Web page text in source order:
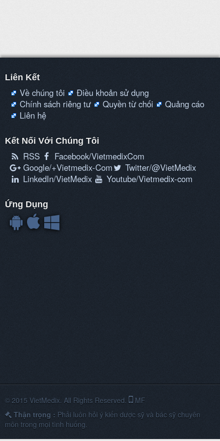
Thuốc chữa ghẻ, chấy rận
Thuốc bôi ngoài chống virus
Thuốc dùng chẩn đoán
Thuốc cản quang dùng trong chẩn đoán X-
Quang
Thuốc sát khuẩn
Thuốc lợi tiểu
Thuốc lợi tiểu quai
Thuốc chống co thắt
Thuốc tẩy, nhuận tràng
Thuốc tiêu chảy
Liên Kết
Về chúng tôi
Điều khoản sử dụng
Chính sách riêng tư
Quyền từ chối
Quảng cáo
Liên hệ
Kết Nối Với Chúng Tôi
RSS
Facebook/VietmedixCom
Google/+Vietmedix-Com
Twitter/@VietMedix
LinkedIn/VietMedix
Youtube/Vietmedix-com
Ứng Dụng
© 2015 VietMedix. All Rights Reserved.
MF
Thận trọng : Phải luôn hỏi ý kiến dược sỹ và bác sỹ chuyên
môn trong mọi tình huống.